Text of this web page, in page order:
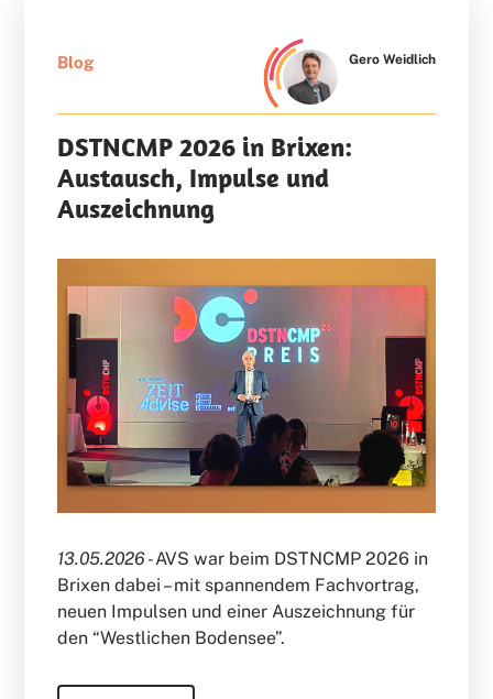
Blog Gero Weidlich
DSTNCMP 2026 in Brixen:
Austausch, Impulse und
Auszeichnung
13.05.2026 -AVS war beim DSTNCMP 2026 in
Brixen dabei – mit spannendem Fachvortrag,
neuen Impulsen und einer Auszeichnung für
den “Westlichen Bodensee”.